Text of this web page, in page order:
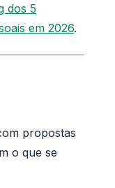
dos 5
em 2026.
propostas
o que se